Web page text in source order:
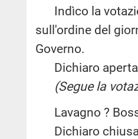
Indìco la
sull'ordine del
Governo.
Dichiaro aperta
(Segue la
Lavagno ?
Dichiaro chiusa